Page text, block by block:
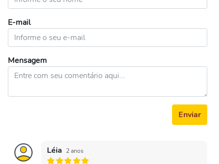
E-mail
Mensagem
Enviar
Léia 2 anos